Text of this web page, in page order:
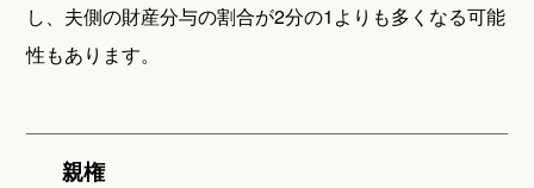
し、夫側の財産分与の割合が2分の1よりも多くなる可能
性もあります。
親権